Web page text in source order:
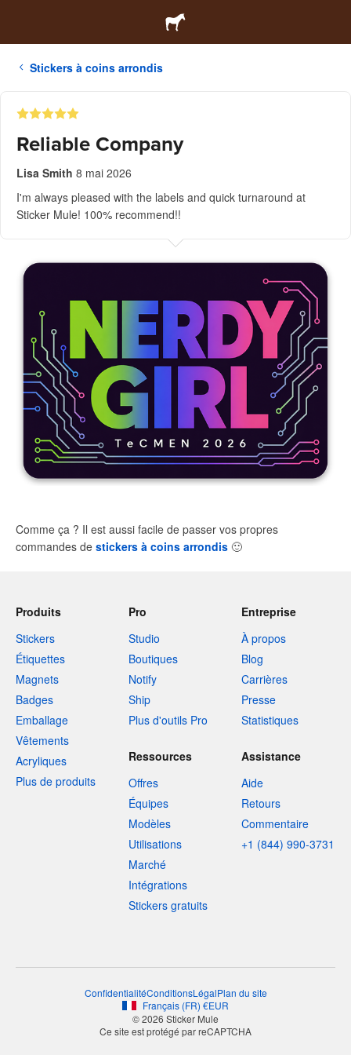
Stickers à coins arrondis
Reliable Company
Lisa Smith 8 mai 2026
I'm always pleased with the labels and quick turnaround at
Sticker Mule! 100% recommend!!
Comme ça ? Il est aussi facile de passer vos propres
commandes de stickers à coins arrondis 🙂
Produits
Stickers
Étiquettes
Magnets
Badges
Emballage
Vêtements
Acryliques
Plus de produits
Pro
Studio
Boutiques
Notify
Ship
Plus d'outils Pro
Entreprise
À propos
Blog
Carrières
Presse
Statistiques
Ressources
Offres
Équipes
Modèles
Utilisations
Marché
Intégrations
Stickers gratuits
Assistance
Aide
Retours
Commentaire
+1 (844) 990-3731
ConfidentialitéConditionsLégalPlan du site
Français (FR) €EUR
© 2026 Sticker Mule
Ce site est protégé par reCAPTCHA